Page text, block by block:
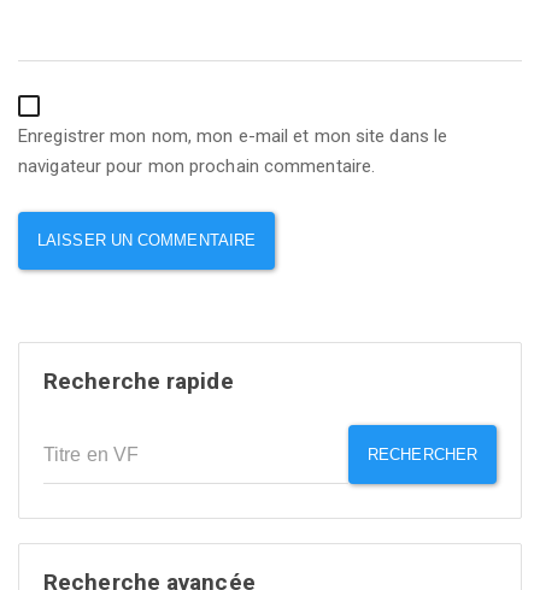
Enregistrer mon nom, mon e-mail et mon site dans le
navigateur pour mon prochain commentaire.
Recherche rapide
RECHERCHER
Recherche avancée